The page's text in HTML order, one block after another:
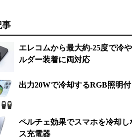
事
エレコムから最大約-25度で冷
ルダー装着に両対応
出力20Wで冷却するRGB照明
ペルチェ効果でスマホを冷却
ス充電器